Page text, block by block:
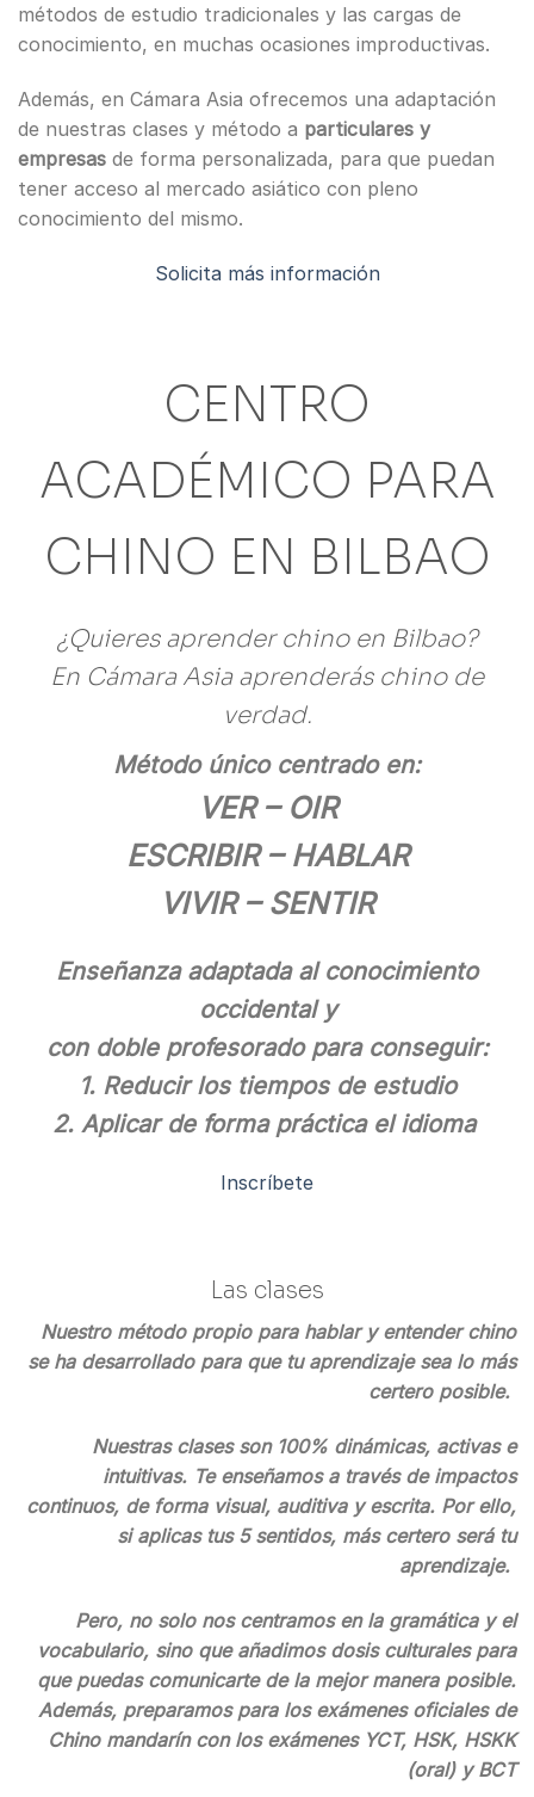
métodos de estudio tradicionales y las cargas de
conocimiento, en muchas ocasiones improductivas.
Además, en Cámara Asia ofrecemos una adaptación
de nuestras clases y método a particulares y
empresas de forma personalizada, para que puedan
tener acceso al mercado asiático con pleno
conocimiento del mismo.
Solicita más información
CENTRO
ACADÉMICO PARA
CHINO EN BILBAO
¿Quieres aprender chino en Bilbao?
En Cámara Asia aprenderás chino de
verdad.
Método único centrado en:
VER – OIR
ESCRIBIR – HABLAR
VIVIR – SENTIR
Enseñanza adaptada al conocimiento
occidental y
con doble profesorado para conseguir:
1. Reducir los tiempos de estudio
2. Aplicar de forma práctica el idioma
Inscríbete
Las clases
Nuestro método propio para hablar y entender chino
se ha desarrollado para que tu aprendizaje sea lo más
certero posible.
Nuestras clases son 100% dinámicas, activas e
intuitivas. Te enseñamos a través de impactos
continuos, de forma visual, auditiva y escrita. Por ello,
si aplicas tus 5 sentidos, más certero será tu
aprendizaje.
Pero, no solo nos centramos en la gramática y el
vocabulario, sino que añadimos dosis culturales para
que puedas comunicarte de la mejor manera posible.
Además, preparamos para los exámenes oficiales de
Chino mandaríncon los exámenes YCT, HSK, HSKK
(oral) y BCT